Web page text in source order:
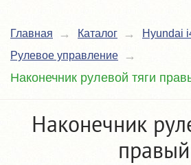
Главная Каталог
Hyundai
Рулевое управление
Наконечник рулевой тяги
Наконечник
правый